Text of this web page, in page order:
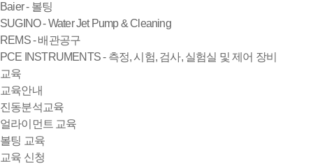
Baier - 볼팅
SUGINO - Water Jet Pump & Cleaning
REMS - 배관공구
PCE INSTRUMENTS - 측정, 시험, 검사, 실험실 및 제어 장비
교육
교육안내
진동분석교육
얼라이먼트 교육
볼팅 교육
교육 신청